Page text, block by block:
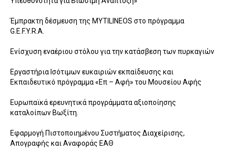
Έμπρακτη δέσμευση της MYTILINEOS στο πρόγραμμα
G.E.F.Y.R.A.
Ενίσχυση εναέριου στόλου για την κατάσβεση των πυρκαγιών
Εργαστήρια Ισότιμων ευκαιριών εκπαίδευσης και
Εκπαιδευτικό πρόγραμμα «Επ – Αφή» του Μουσείου Αφής
Ευρωπαϊκά ερευνητικά προγράμματα αξιοποίησης
καταλοίπων Βωξίτη.
Εφαρμογή Πιστοποιημένου Συστήματος Διαχείρισης,
Απογραφής και Αναφοράς ΕΑΘ